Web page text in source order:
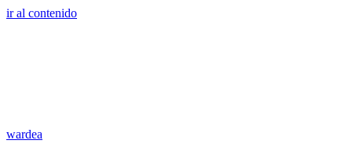
ir al contenido
wardea